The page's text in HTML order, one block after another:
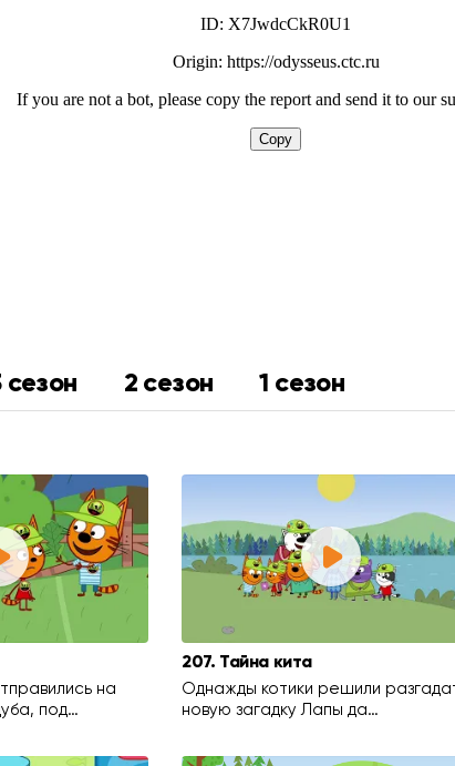
сезон 2 сезон 1 сезон
на
под…
207. Тайна кита
Однажды котики решили
новую загадку Лапы да…